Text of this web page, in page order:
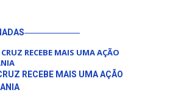
RECEBE MAIS UMA AÇÃO